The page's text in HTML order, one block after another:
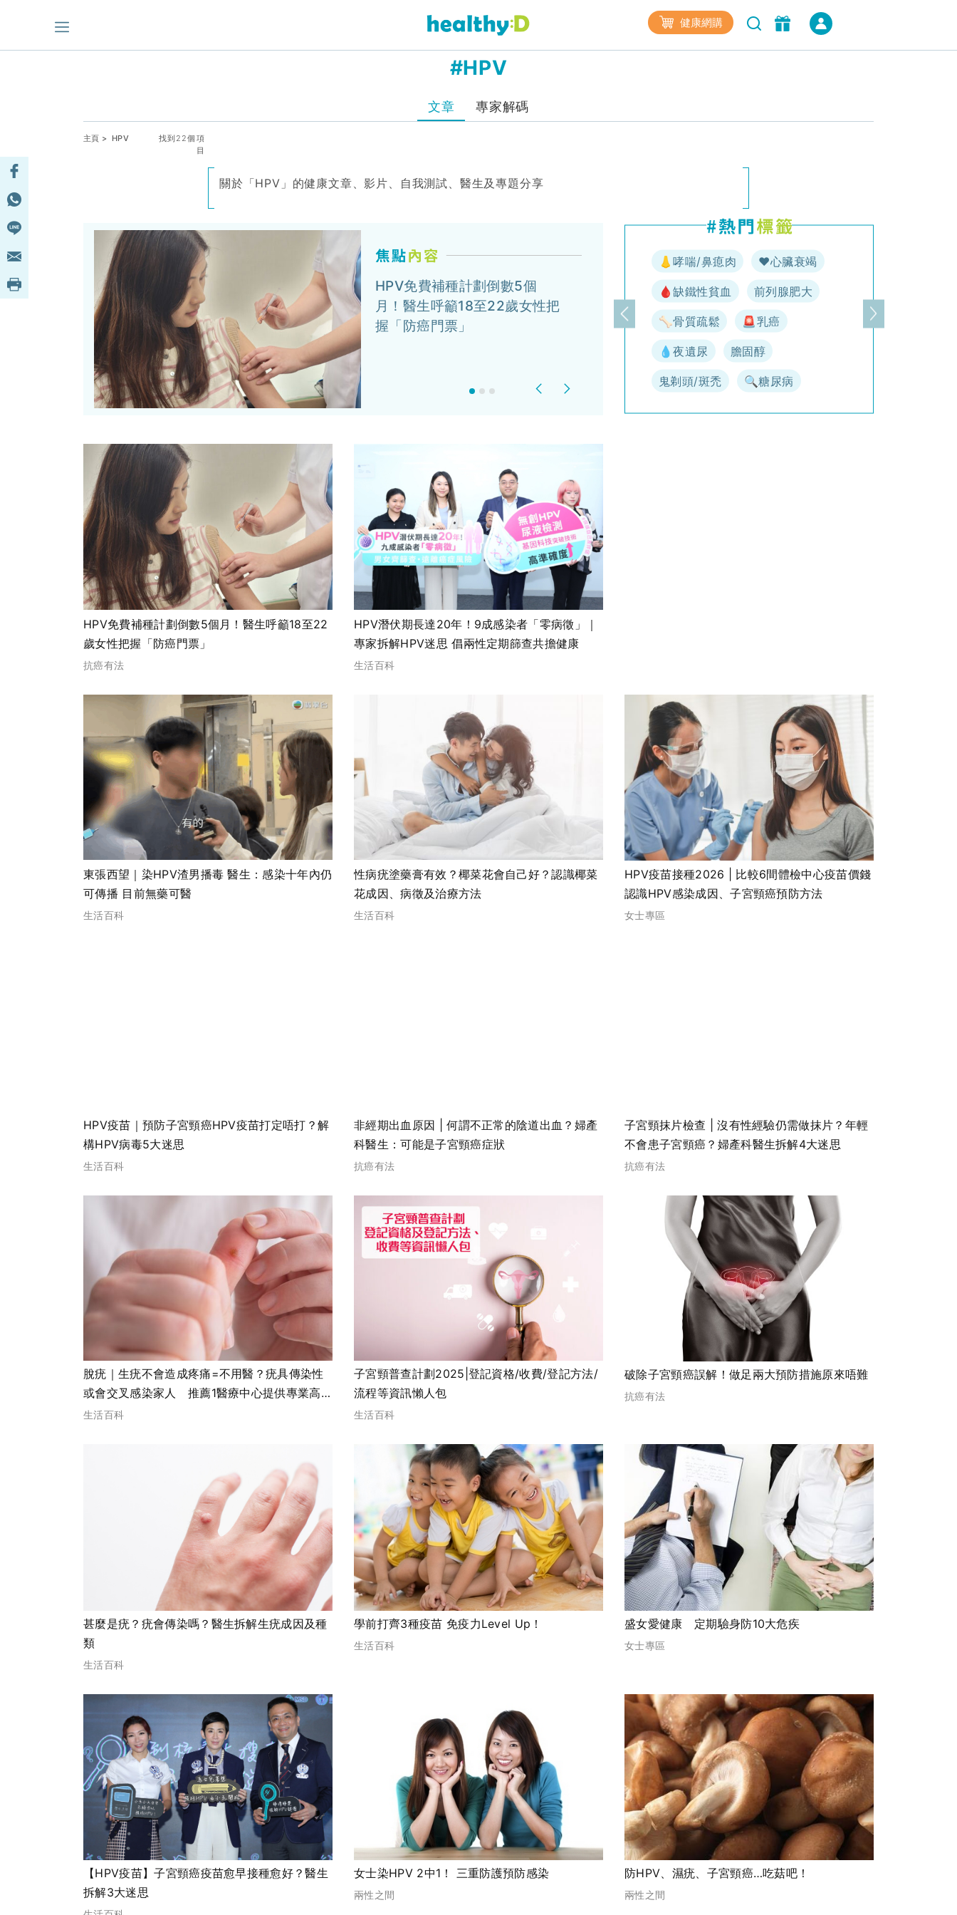
健康網購
#HPV
文章 專家解碼
主頁 > HPV
找到22個項
目
關於「HPV」的健康文章、影片、自我測試、醫生及專題分享
HPV免費補種計劃倒數5個
月！醫生呼籲18至22歲女性把
握「防癌門票」
Previous
上一頁
👃哮喘/鼻瘜肉 ♥️心臟衰竭
🩸缺鐵性貧血 前列腺肥大
🦴骨質疏鬆 🚨乳癌
💧夜遺尿 膽固醇
鬼剃頭/斑禿 🔍糖尿病
下一頁
HPV免費補種計劃倒數5個月！醫生呼籲18至22
歲女性把握「防癌門票」
抗癌有法
HPV潛伏期長達20年！9成感染者「零病徵」｜
專家拆解HPV迷思 倡兩性定期篩查共擔健康
生活百科
東張西望｜染HPV渣男播毒 醫生：感染十年內仍
可傳播 目前無藥可醫
生活百科
性病疣塗藥膏有效？椰菜花會自己好？認識椰菜
花成因、病徵及治療方法
生活百科
HPV疫苗接種2026 | 比較6間體檢中心疫苗價錢
認識HPV感染成因、子宮頸癌預防方法
女士專區
HPV疫苗｜預防子宮頸癌HPV疫苗打定唔打？解
構HPV病毒5大迷思
生活百科
非經期出血原因 | 何謂不正常的陰道出血？婦產
科醫生：可能是子宮頸癌症狀
抗癌有法
子宮頸抹片檢查 | 沒有性經驗仍需做抹片？年輕
不會患子宮頸癌？婦產科醫生拆解4大迷思
抗癌有法
脫疣｜生疣不會造成疼痛=不用醫？疣具傳染性
或會交叉感染家人 推薦1醫療中心提供專業高
效脫疣服務
生活百科
子宮頸普查計劃2025|登記資格/收費/登記方法/
流程等資訊懶人包
生活百科
破除子宮頸癌誤解！做足兩大預防措施原來唔難
抗癌有法
甚麼是疣？疣會傳染嗎？醫生拆解生疣成因及種
類
生活百科
學前打齊3種疫苗 免疫力Level Up！
生活百科
盛女愛健康 定期驗身防10大危疾
女士專區
【HPV疫苗】子宮頸癌疫苗愈早接種愈好？醫生
拆解3大迷思
女士染HPV 2中1！ 三重防護預防感染
兩性之間
防HPV、濕疣、子宮頸癌…吃菇吧！
兩性之間